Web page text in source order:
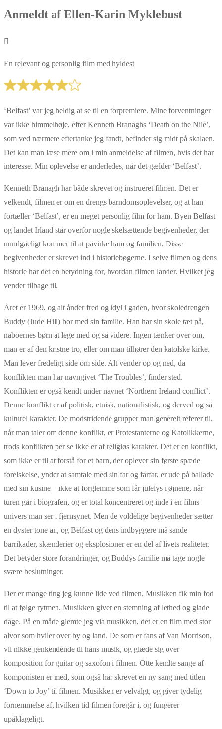
Anmeldt af Ellen-Karin Myklebust
En relevant og personlig film med hyldest
‘Belfast’ var jeg heldig at se til en forpremiere. Mine forventninger
var ikke himmelhøje, efter Kenneth Branaghs ‘Death on the Nile’,
som ved nærmere eftertanke jeg fandt, befinder sig midt på skalaen.
Det kan man læse mere om i min anmeldelse af filmen, hvis det har
interesse. Min oplevelse er anderledes, når det gælder ‘Belfast’.
Kenneth Branagh har både skrevet og instrueret filmen. Det er
velkendt, filmen er om en drengs barndomsoplevelser, og at han
fortæller ‘Belfast’, er en meget personlig film for ham. Byen Belfast
og landet Irland står overfor nogle skelsættende begivenheder, der
uundgåeligt kommer til at påvirke ham og familien. Disse
begivenheder er skrevet ind i historiebøgerne. I selve filmen og dens
historie har det en betydning for, hvordan filmen lander. Hvilket jeg
vender tilbage til.
Året er 1969, og alt ånder fred og idyl i gaden, hvor skoledrengen
Buddy (Jude Hill) bor med sin familie. Han har sin skole tæt på,
naboernes børn at lege med og så videre. Ingen tænker over om,
man er af den kristne tro, eller om man tilhører den katolske kirke.
Man lever fredeligt side om side. Alt vender op og ned, da
konflikten man har navngivet ‘The Troubles’, finder sted.
Konflikten er også kendt under navnet ‘Northern Ireland conflict’.
Denne konflikt er af politisk, etnisk, nationalistisk, og derved og så
kulturel karakter. De modstridende grupper man generelt referer til,
når man taler om denne konflikt, er Protestanterne og Katolikkerne,
trods konflikten per se ikke er af religiøs karakter. Det er en konflikt,
som ikke er til at forstå for et barn, der oplever sin første spæde
forelskelse, ynder at samtale med sin far og farfar, er ude på ballade
med sin kusine – ikke at forglemme som får julelys i øjnene, når
turen går i biografen, og er total koncentreret og inde i en films
univers man ser i fjernsynet. Men de voldelige begivenheder sætter
en dyster tone an, og Belfast og dens indbyggere må sande
barrikader, skænderier og eksplosioner er en del af livets realiteter.
Det betyder store forandringer, og Buddys familie må tage nogle
svære beslutninger.
Der er mange ting jeg kunne lide ved filmen. Musikken fik min fod
til at følge rytmen. Musikken giver en stemning af lethed og glade
dage. På en måde glemte jeg via musikken, det er en film med stor
alvor som hviler over by og land. De som er fans af Van Morrison,
vil nikke genkendende til hans musik, og glæde sig over
komposition for guitar og saxofon i filmen. Otte kendte sange af
komponisten er med, som også har skrevet en ny sang med titlen
‘Down to Joy’ til filmen. Musikken er velvalgt, og giver tydelig
fornemmelse af, hvilken tid filmen foregår i, og fungerer
upåklageligt.